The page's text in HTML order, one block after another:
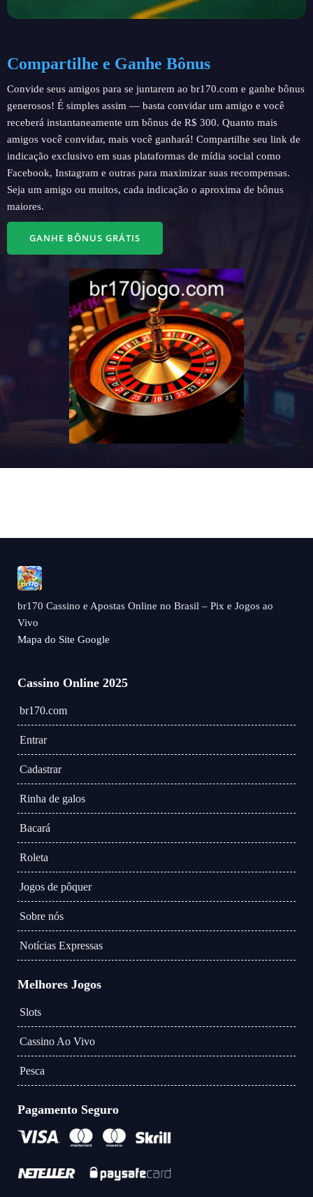
Compartilhe e Ganhe Bônus
Convide seus amigos para se juntarem ao br170.com e ganhe bônus
generosos! É simples assim — basta convidar um amigo e você
receberá instantaneamente um bônus de R$ 300. Quanto mais
amigos você convidar, mais você ganhará! Compartilhe seu link de
indicação exclusivo em suas plataformas de mídia social como
Facebook, Instagram e outras para maximizar suas recompensas.
Seja um amigo ou muitos, cada indicação o aproxima de bônus
maiores.
GANHE BÔNUS GRÁTIS
br170 Cassino e Apostas Online no Brasil – Pix e Jogos ao
Vivo
Mapa do Site Google
Cassino Online 2025
br170.com
Entrar
Cadastrar
Rinha de galos
Bacará
Roleta
Jogos de pôquer
Sobre nós
Notícias Expressas
Melhores Jogos
Slots
Cassino Ao Vivo
Pesca
Pagamento Seguro